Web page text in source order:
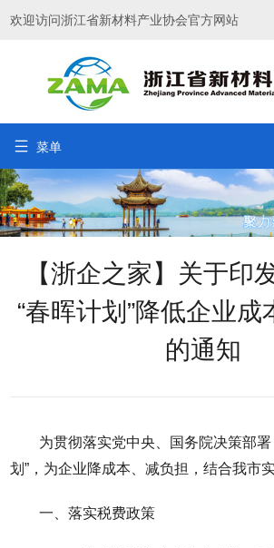
欢迎访问浙江省新材料产业协会官方网站
 菜单
【浙企之家】关于印
“春晖计划”降低企业
的通知
为贯彻落实党中央、国务院决策部
划”，为企业降成本、减负担，结合我市
一、落实税费政策